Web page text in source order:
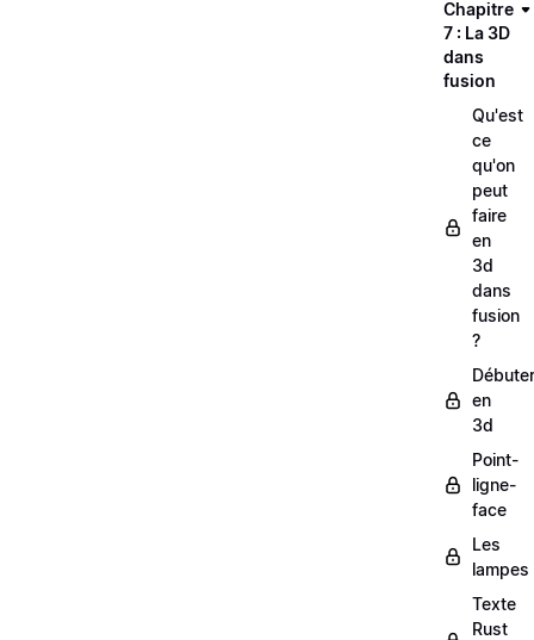
Chapitre
7 : La 3D
dans
fusion
Qu'est
ce
qu'on
peut
faire
en
3d
dans
fusion
?
Débuter
en
3d
Point-
ligne-
face
Les
lampes
Texte
Rust